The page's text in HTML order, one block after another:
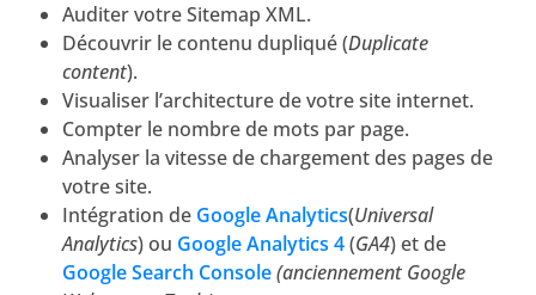
Auditer votre Sitemap XML.
Découvrir le contenu dupliqué (Duplicate
content).
Visualiser l’architecture de votre site internet.
Compter le nombre de mots par page.
Analyser la vitesse de chargement des pages de
votre site.
Intégration de Google Analytics(Universal
Analytics) ou Google Analytics 4 (GA4) et de
Google Search Console (anciennement Google